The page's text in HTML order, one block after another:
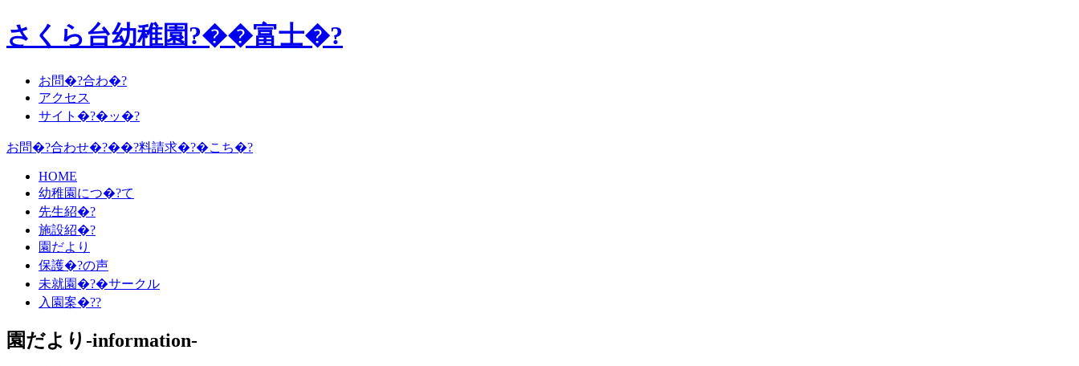
さくら台幼稚園?��富士�?
お問�?合わ�?
アクセス
サイト�?�ッ�?
お問�?合わせ�?��?料請求�?�こち�?
HOME
幼稚園につ�?て
先生紹�?
施設紹�?
園だより
保護�?の声
未就園�?�サークル
入園案�??
園だより-information-